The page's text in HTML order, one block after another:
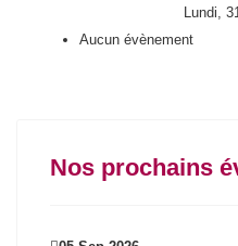
Lundi,
Aucun évènement
Nos prochains